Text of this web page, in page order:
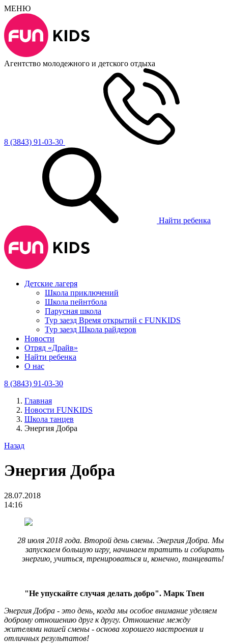
МЕНЮ
Агентство молодежного и детского отдыха
8 (3843) 91-03-30
Найти ребенка
Детские лагеря
Школа приключений
Школа пейнтбола
Парусная школа
Тур заезд Время открытий с FUNKIDS
Тур заезд Школа райдеров
Новости
Отряд «Драйв»
Найти ребенка
О нас
8 (3843) 91-03-30
Главная
Новости FUNKIDS
Школа танцев
Энергия Добра
Назад
Энергия Добра
28.07.2018
14:16
28 июля 2018 года. Второй день смены. Энергия Добра. Мы
запускаем большую игру, начинаем тратить и собирать
энергию, учиться, тренироваться и, конечно, танцевать!
"Не упускайте случая делать добро". Марк Твен
Энергия Добра - это день, когда мы особое внимание уделяем
доброму отношению друг к другу. Отношение между
жителями нашей смены - основа хорошего настроения и
отличных результатов!